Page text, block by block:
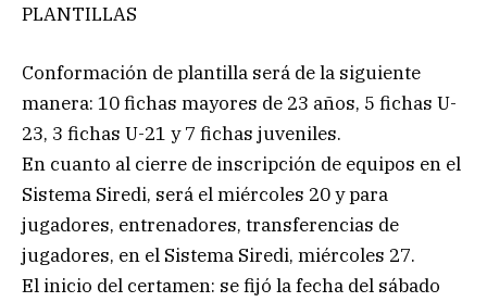
PLANTILLAS
Conformación de plantilla será de la siguiente
manera: 10 fichas mayores de 23 años, 5 fichas U-
23, 3 fichas U-21 y 7 fichas juveniles.
En cuanto al cierre de inscripción de equipos en el
Sistema Siredi, será el miércoles 20 y para
jugadores, entrenadores, transferencias de
jugadores, en el Sistema Siredi, miércoles 27.
El inicio del certamen: se fijó la fecha del sábado